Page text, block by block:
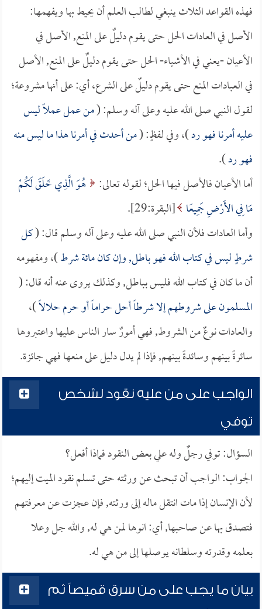
فهذه القواعد الثلاث ينبغي لطالب العلم أن يحيط بها ويفهمها:
الأصل في العادات الحل حتى يقوم دليلٌ على المنع, الأصل في
الأعيان -يعني في الأشياء- الحل حتى يقوم دليلٌ على المنع, الأصل
في العبادات المنع حتى يقوم دليلٌ على الشرع، أي: على أنها مشروعة؛
لقول النبي صلى الله عليه وعلى آله وسلم: (من عمل عملاً ليس
عليه أمرنا فهو رد)، وفي لفظٍ: (من أحدث في أمرنا هذا ما ليس منه
فهو رد).
أما الأعيان فالأصل فيها الحل؛ لقوله تعالى: هُوَ الَّذِي خَلَقَ لَكُمْ
مَا فِي الأَرْضِ جَمِيعًا [البقرة:29].
وأما العادات فلأن النبي صلى الله عليه وعلى آله وسلم قال: (كل
شرطٍ ليس في كتاب الله فهو باطل, وإن كان مائة شرط)، ومفهومه
أن ما كان في كتاب الله فليس بباطل, وكذلك يروى عنه أنه قال: (
المسلمون على شروطهم إلا شرطاً أحل حراماً أو حرم حلالاً)،
والعادات نوعٌ من الشروط, فهي أمورٌ سار الناس عليها واعتبروها
سائرةً بينهم وسائدةً بينهم, فإذا لم يدل دليل على منعها فهي جائزة.
الواجب على من عليه نقود لشخص
توفي
السؤال: توفي رجلٌ وله علي بعض النقود فماذا أفعل؟
الجواب: الواجب أن تبحث عن ورثته حتى تسلم نقود الميت إليهم؛
لأن الإنسان إذا مات انتقل ماله إلى ورثته, فإن عجزت عن معرفتهم
فتصدق بها عن صاحبها, أي: انوها لمن هي له, والله جل وعلا
بعلمه وقدرته وسلطانه يوصلها إلى من هي له.
بيان ما يجب على من سرق قميصاً ثم